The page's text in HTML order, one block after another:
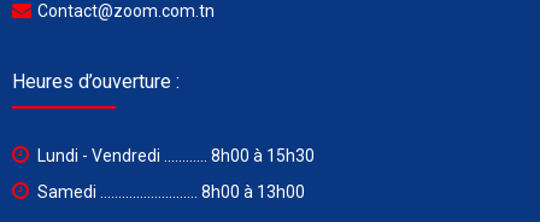
Contact@zoom.com.tn
Heures d’ouverture :
Lundi - Vendredi ............ 8h00 à 15h30
Samedi ........................... 8h00 à 13h00